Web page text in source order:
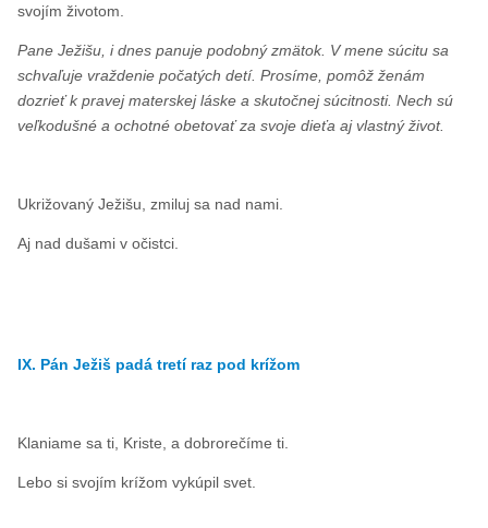
svojím životom.
Pane Ježišu, i dnes panuje podobný zmätok. V mene súcitu sa
schvaľuje vraždenie počatých detí. Prosíme, pomôž ženám
dozrieť k pravej materskej láske a skutočnej súcitnosti. Nech sú
veľkodušné a ochotné obetovať za svoje dieťa aj vlastný život.
Ukrižovaný Ježišu, zmiluj sa nad nami.
Aj nad dušami v očistci.
IX. Pán Ježiš padá tretí raz pod krížom
Klaniame sa ti, Kriste, a dobrorečíme ti.
Lebo si svojím krížom vykúpil svet.